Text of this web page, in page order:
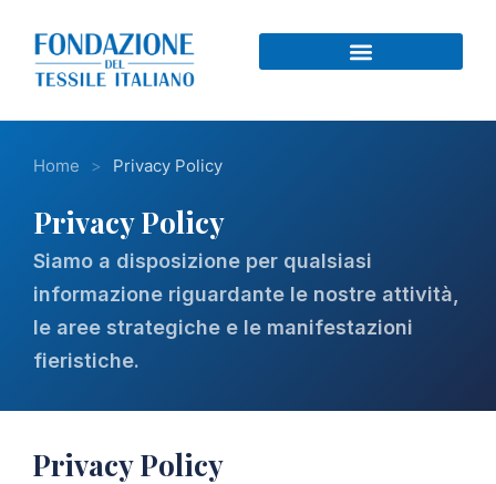
Home > Privacy Policy
Privacy Policy
Siamo a disposizione per qualsiasi
informazione riguardante le nostre attività,
le aree strategiche e le manifestazioni
fieristiche.
Privacy Policy